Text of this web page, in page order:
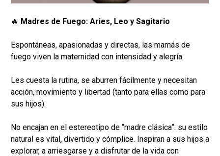
🔥 Madres de Fuego: Aries, Leo y Sagitario
Espontáneas, apasionadas y directas, las mamás de
fuego viven la maternidad con intensidad y alegría.
Les cuesta la rutina, se aburren fácilmente y necesitan
acción, movimiento y libertad (tanto para ellas como para
sus hijos).
No encajan en el estereotipo de “madre clásica”: su estilo
natural es vital, divertido y cómplice. Inspiran a sus hijos a
explorar, a arriesgarse y a disfrutar de la vida con